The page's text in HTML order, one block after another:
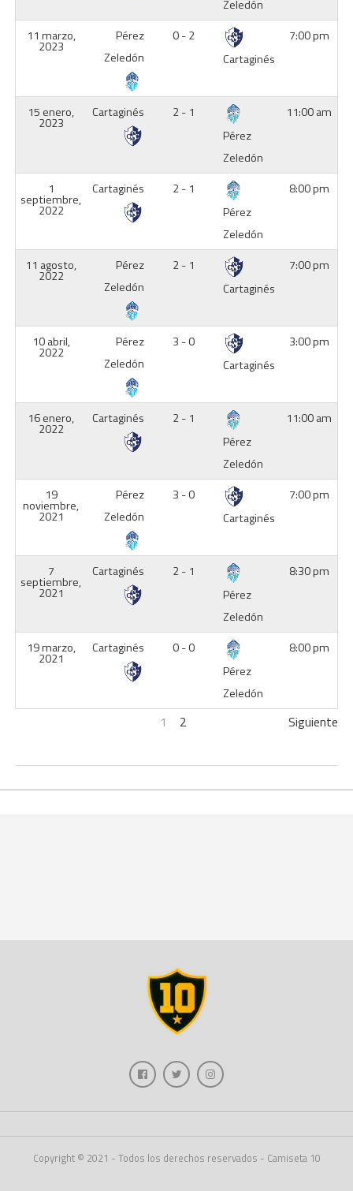
Zeledón
11 marzo,
2023
Pérez
Zeledón
0 - 2
Cartaginés
7:00 pm
15 enero,
2023
Cartaginés
2 - 1
Pérez
Zeledón
11:00 am
1
septiembre,
2022
Cartaginés
2 - 1
Pérez
Zeledón
8:00 pm
11 agosto,
2022
Pérez
Zeledón
2 - 1
Cartaginés
7:00 pm
10 abril,
2022
Pérez
Zeledón
3 - 0
Cartaginés
3:00 pm
16 enero,
2022
Cartaginés
2 - 1
Pérez
Zeledón
11:00 am
19
noviembre,
2021
Pérez
Zeledón
3 - 0
Cartaginés
7:00 pm
7
septiembre,
2021
Cartaginés
2 - 1
Pérez
Zeledón
8:30 pm
19 marzo,
2021
Cartaginés
0 - 0
Pérez
Zeledón
8:00 pm
1 2 Siguiente
Copyright © 2021 - Todos los derechos reservados - Camiseta 10